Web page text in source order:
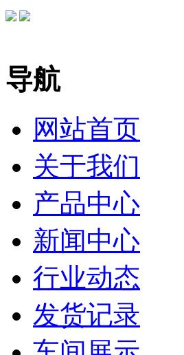
导航
网站首页
关于我们
产品中心
新闻中心
行业动态
发货记录